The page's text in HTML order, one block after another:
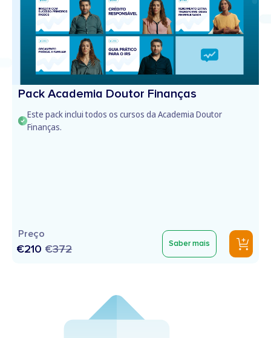
Pack Academia Doutor Finanças
Este pack inclui todos os cursos da Academia Doutor
Finanças.
Preço
€210 €372 Saber mais